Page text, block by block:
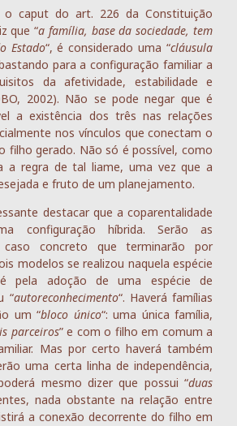
o caput do art. 226 da Constituição
que “a família, base da sociedade, tem
Estado“, é considerado uma “cláusula
para a configuração familiar a
da afetividade, estabilidade e
2002). Não se pode negar que é
a existência dos três nas relações
nos vínculos que conectam o
filho gerado. Não só é possível, como
a regra de tal liame, uma vez que a
e fruto de um planejamento.
destacar que a coparentalidade
configuração híbrida. Serão as
caso concreto que terminarão por
modelos se realizou naquela espécie
pela adoção de uma espécie de
“autoreconhecimento“. Haverá famílias
um “bloco único“: uma única família,
parceiros” e com o filho em comum a
Mas por certo haverá também
uma certa linha de independência,
mesmo dizer que possui “duas
nada obstante na relação entre
a conexão decorrente do filho em